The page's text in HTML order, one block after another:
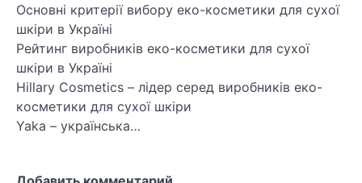
Основні критерії вибору еко-косметики для сухої
шкіри в Україні
Рейтинг виробників еко-косметики для сухої
шкіри в Україні
Hillary Cosmetics – лідер серед виробників еко-
косметики для сухої шкіри
Yaka – українська…